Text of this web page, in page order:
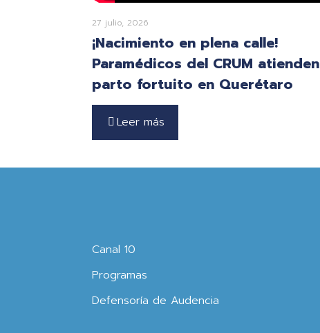
27 julio, 2026
¡Nacimiento en plena calle!
Paramédicos del CRUM atienden
parto fortuito en Querétaro
Leer más
Canal 10
Programas
Defensoría de Audencia